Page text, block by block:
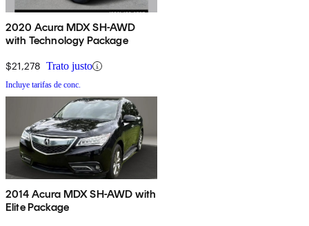
2020 Acura MDX SH-AWD
with Technology Package
$21,278 Trato justo
Incluye tarifas de conc.
2014 Acura MDX SH-AWD with
Elite Package